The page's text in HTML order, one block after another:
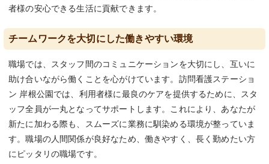
者様の安心できる生活に貢献できます。
チームワークを大切にした働きやすい環境
職場では、スタッフ間のコミュニケーションを大切にし、互いに
助け合いながら働くことを心がけています。訪問看護ステーショ
ン 岸根公園では、利用者様に最良のケアを提供するために、スタ
ッフ全員が一丸となってサポートします。これにより、あなたが
新たに加わる際も、スムーズに業務に馴染める環境が整っていま
す。職場の人間関係が良好なため、働きやすく、長く勤めたい方
にピッタリの職場です。